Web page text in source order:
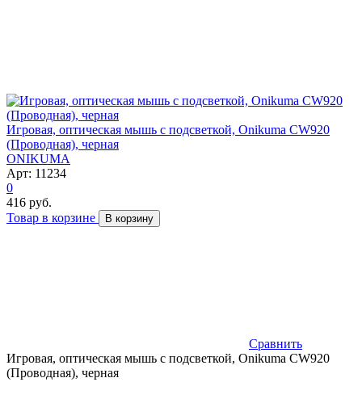
Игровая, оптическая мышь с подсветкой, Onikuma CW920
(Проводная), черная
ONIKUMA
Арт: 11234
0
416 руб.
Товар в корзине
В корзину
Сравнить
Игровая, оптическая мышь с подсветкой, Onikuma CW920
(Проводная), черная